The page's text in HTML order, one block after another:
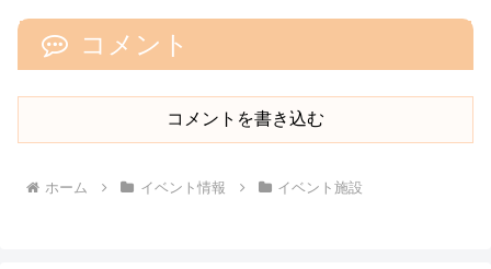
コメント
コメントを書き込む
ホーム イベント情報 イベント施設